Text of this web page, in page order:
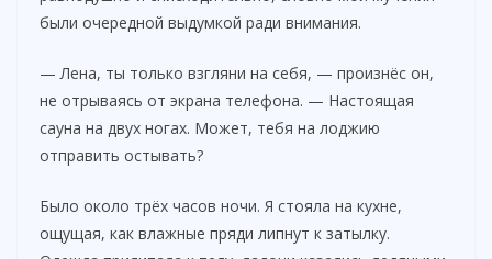
были очередной выдумкой ради внимания.
— Лена, ты только взгляни на себя, — произнёс он,
не отрываясь от экрана телефона. — Настоящая
сауна на двух ногах. Может, тебя на лоджию
отправить остывать?
Было около трёх часов ночи. Я стояла на кухне,
ощущая, как влажные пряди липнут к затылку.